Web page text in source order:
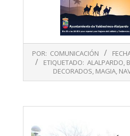
11-
POR: COMUNICACIÓN
ETIQUETADO: ALALPARDO,
DECORADOS, MAGIA,